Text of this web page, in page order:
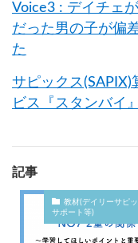
Voice3 : デイチェ
だった男の子が偏
た
サピックス
ビス『スタンバイ
記事
教材(デイリーサピッ
サポート等)